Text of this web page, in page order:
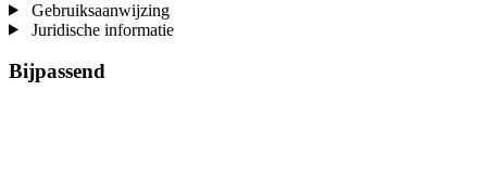
Gebruiksaanwijzing
Juridische informatie
Bijpassend